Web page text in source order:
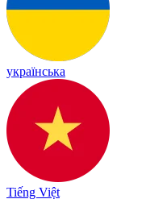
українська
Tiếng Việt